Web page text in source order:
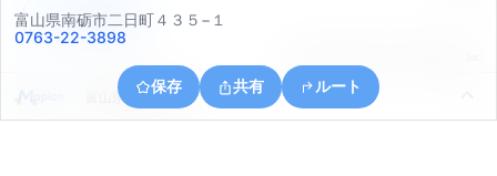
富山県南砺市二日町４３５−１
0763-22-3898
保存 共有 ルート
富山県南砺市本江
アプリで見る